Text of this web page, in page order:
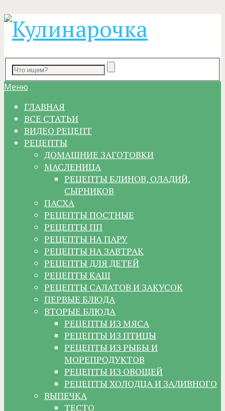
Меню
ГЛАВНАЯ
ВСЕ СТАТЬИ
ВИДЕО РЕЦЕПТ
РЕЦЕПТЫ
ДОМАШНИЕ ЗАГОТОВКИ
МАСЛЕНИЦА
РЕЦЕПТЫ БЛИНОВ, ОЛАДИЙ,
СЫРНИКОВ
ПАСХА
РЕЦЕПТЫ ПОСТНЫЕ
РЕЦЕПТЫ ПП
РЕЦЕПТЫ НА ПАРУ
РЕЦЕПТЫ НА ЗАВТРАК
РЕЦЕПТЫ ДЛЯ ДЕТЕЙ
РЕЦЕПТЫ КАШ
РЕЦЕПТЫ САЛАТОВ И ЗАКУСОК
ПЕРВЫЕ БЛЮДА
ВТОРЫЕ БЛЮДА
РЕЦЕПТЫ ИЗ МЯСА
РЕЦЕПТЫ ИЗ ПТИЦЫ
РЕЦЕПТЫ ИЗ РЫБЫ И
МОРЕПРОДУКТОВ
РЕЦЕПТЫ ИЗ ОВОЩЕЙ
РЕЦЕПТЫ ХОЛОДЦА И ЗАЛИВНОГО
ВЫПЕЧКА
ТЕСТО